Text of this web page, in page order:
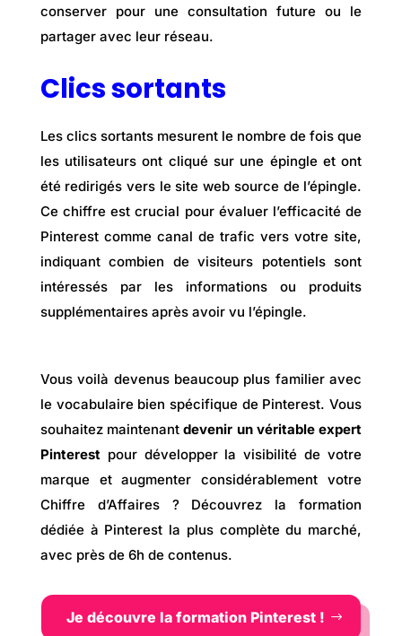
conserver pour une consultation future ou le
partager avec leur réseau.
Clics sortants
Les clics sortants mesurent le nombre de fois que
les utilisateurs ont cliqué sur une épingle et ont
été redirigés vers le site web source de l’épingle.
Ce chiffre est crucial pour évaluer l’efficacité de
Pinterest comme canal de trafic vers votre site,
indiquant combien de visiteurs potentiels sont
intéressés par les informations ou produits
supplémentaires après avoir vu l’épingle.
Vous voilà devenus beaucoup plus familier avec
le vocabulaire bien spécifique de Pinterest. Vous
souhaitez maintenantdevenir un véritable expert
Pinterestpour développer la visibilité de votre
marque et augmenter considérablement votre
Chiffre d’Affaires ? Découvrez la formation
dédiée à Pinterest la plus complète du marché,
avec près de 6h de contenus.
Je découvre la formation Pinterest !